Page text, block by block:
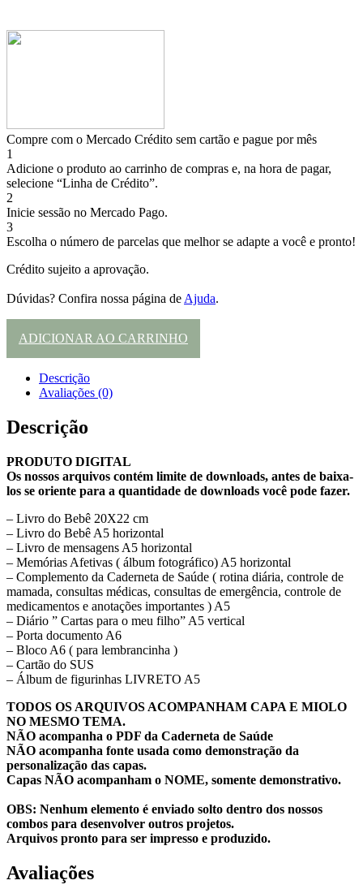
Compre com o Mercado Crédito sem cartão e pague por mês
1
Adicione o produto ao carrinho de compras e, na hora de pagar,
selecione “Linha de Crédito”.
2
Inicie sessão no Mercado Pago.
3
Escolha o número de parcelas que melhor se adapte a você e pronto!
Crédito sujeito a aprovação.
Dúvidas? Confira nossa página de Ajuda.
ADICIONAR AO CARRINHO
Descrição
Avaliações (0)
Descrição
PRODUTO DIGITAL
Os nossos arquivos contém limite de downloads, antes de baixa-
los se oriente para a quantidade de downloads você pode fazer.
– Livro do Bebê 20X22 cm
– Livro do Bebê A5 horizontal
– Livro de mensagens A5 horizontal
– Memórias Afetivas ( álbum fotográfico) A5 horizontal
– Complemento da Caderneta de Saúde ( rotina diária, controle de
mamada, consultas médicas, consultas de emergência, controle de
medicamentos e anotações importantes ) A5
– Diário ” Cartas para o meu filho” A5 vertical
– Porta documento A6
– Bloco A6 ( para lembrancinha )
– Cartão do SUS
– Álbum de figurinhas LIVRETO A5
TODOS OS ARQUIVOS ACOMPANHAM CAPA E MIOLO
NO MESMO TEMA.
NÃO acompanha o PDF da Caderneta de Saúde
NÃO acompanha fonte usada como demonstração da
personalização das capas.
Capas NÃO acompanham o NOME, somente demonstrativo.
OBS: Nenhum elemento é enviado solto dentro dos nossos
combos para desenvolver outros projetos.
Arquivos pronto para ser impresso e produzido.
Avaliações